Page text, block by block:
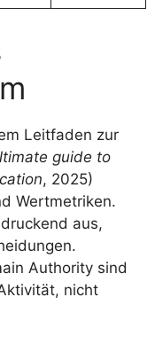
Leitfaden zur
guide to
, 2025)
Wertmetriken.
aus,
Authority sind
nicht